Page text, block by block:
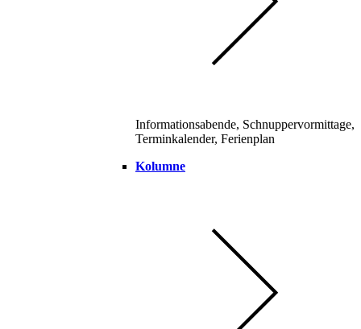
Informationsabende, Schnuppervormittage,
Terminkalender, Ferienplan
Kolumne